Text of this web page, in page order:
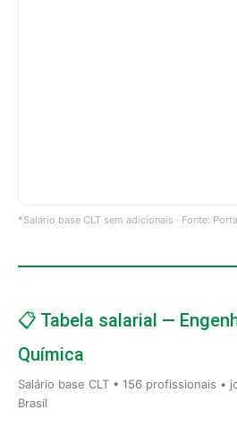
*Salário base CLT sem adicionais · Fonte:
📋 Tabela salarial —
Química
Salário base CLT • 156 profissionais •
Brasil